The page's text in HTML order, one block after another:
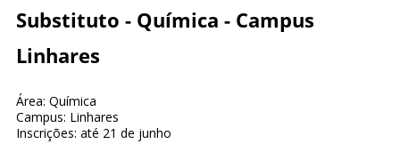
Substituto - Química - Campus
Linhares
Área: Química
Campus: Linhares
Inscrições: até 21 de junho